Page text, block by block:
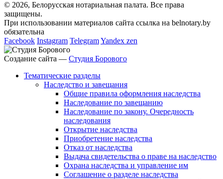
© 2026, Белорусская нотариальная палата. Все права
защищены.
При использовании материалов сайта ссылка на belnotary.by
обязательна
Facebook Instagram TelegramYandex zen
Создание сайта — Студия Борового
Тематические разделы
Наследство и завещания
Общие правила оформления наследства
Наследование по завещанию
Наследование по закону. Очередность
наследования
Открытие наследства
Приобретение наследства
Отказ от наследства
Выдача свидетельства о праве на наследство
Охрана наследства и управление им
Соглашение о разделе наследства